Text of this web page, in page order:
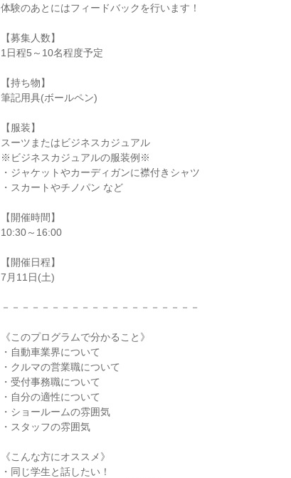
体験のあとにはフィードバックを行います！
【募集人数】
1日程5～10名程度予定
【持ち物】
筆記用具(ボールペン)
【服装】
スーツまたはビジネスカジュアル
※ビジネスカジュアルの服装例※
・ジャケットやカーディガンに襟付きシャツ
・スカートやチノパン など
【開催時間】
10:30～16:00
【開催日程】
7月11日(土)
－－－－－－－－－－－－－－－－－－－－
《このプログラムで分かること》
・自動車業界について
・クルマの営業職について
・受付事務職について
・自分の適性について
・ショールームの雰囲気
・スタッフの雰囲気
《こんな方にオススメ》
・同じ学生と話したい！